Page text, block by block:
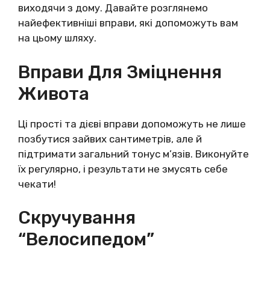
виходячи з дому. Давайте розглянемо
найефективніші вправи, які допоможуть вам
на цьому шляху.
Вправи Для Зміцнення
Живота
Ці прості та дієві вправи допоможуть не лише
позбутися зайвих сантиметрів, але й
підтримати загальний тонус м’язів. Виконуйте
їх регулярно, і результати не змусять себе
чекати!
Скручування
“велосипедом”